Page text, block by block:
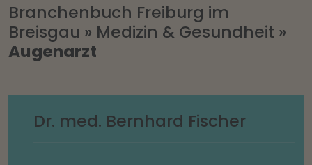
Branchenbuch Freiburg im
Breisgau » Medizin & Gesundheit »
Augenarzt
Dr. med. Bernhard Fischer